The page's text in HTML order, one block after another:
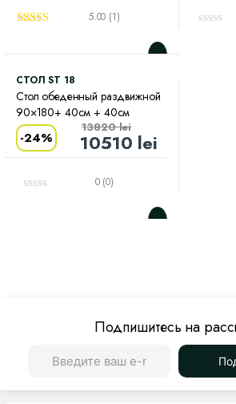
5.00 (1)
CТОЛ ST 18
Стол обеденный раздвижной
90×180+ 40см + 40см
-24% 10510 lei
13820lei
0 (0)
Подпишитесь на